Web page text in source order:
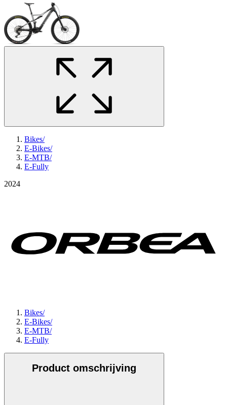
Bikes/
E-Bikes/
E-MTB/
E-Fully
2024
Bikes/
E-Bikes/
E-MTB/
E-Fully
Product omschrijving